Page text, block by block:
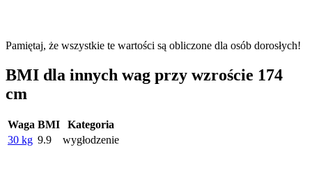
Pamiętaj, że wszystkie te wartości są obliczone dla osób dorosłych!
BMI dla innych wag przy wzroście 174
cm
Waga BMI
Kategoria
30 kg 9.9 wygłodzenie